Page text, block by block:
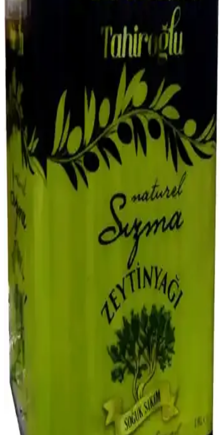
Gıdaların Daha Hızlı Bozulmasının Nedenleri ve
Etkileyen Faktörler
Gıdaların daha hızlı bozulmasının nedenleri arasında uzun tedarik
zincirleri, mevsim dışı ürünler, pestisit kısıtlamaları, iklim değişikliği
ve yanlış saklama koşulları bulunuyor. Doğru saklama ve bilinçli
tüketim önemlidir.
Un Fiyatlarını Etkileyen Temel Faktörler ve Piyasa
Dinamikleri Analizi
Un fiyatları, üretim maliyetleri ve piyasa arz-talep dengelerine bağlı
olarak değişir. Buğday fiyatları, döviz kuru ve iklim olayları fiyatları
etkiler, tüketici ve marketler fiyat dalgalanmalarını yakından takip
Kabak Çeşitleri ve Kullanım Alanları: Sağlıklı ve
Çok Yönlü Sebze Özellikleri
Kabakların farklı türleri, mutfaktaki çok yönlü kullanımları ve
tarımsal önemi hakkında detaylar içerir. Sağlıklı yaşam ve
sürdürülebilir tarım trendleriyle kabak üretimi ve tüketimi artış
gösteriyor.
Sirken Gübresi: Organik ve Doğal Gübrelerin
Tarımdaki Potansiyel Kullanım Alanları
Sirken gübresi, organik ve doğal içeriklerle tarımda sürdürülebilirliği
destekleyen bir gübre türüdür. Toprak sağlığını koruyucu ve bitki
büyümesini teşvik edici özellikleriyle dikkat çeker.
Patlıcanın Kilo ve Verimlilik Analizi: Üretim
Faktörleri ve İpuçları
Patlıcanın ortalama 1-2 kg arası verim sağladığı, toprak, iklim ve
bakımın verimi etkilediği, doğru tekniklerle verimin artırılabileceği
anlatılıyor.
Bursa Et ve Balık Piyasası Güncel Fiyatlar ve
Analizleri 2023
Bursa'daki et ve balık fiyatları, mevsimsel ve ekonomik faktörlerle
sürekli değişiyor. Güncel raporlar, tüketici ve satıcıların piyasa
hareketlerini anlamasına yardımcı oluyor.